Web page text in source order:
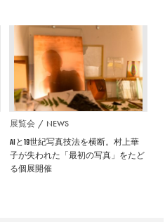
展覧会 NEWS
AIと19世紀写真技法を横断。村上華
子が失われた「最初の写真」をたど
る個展開催